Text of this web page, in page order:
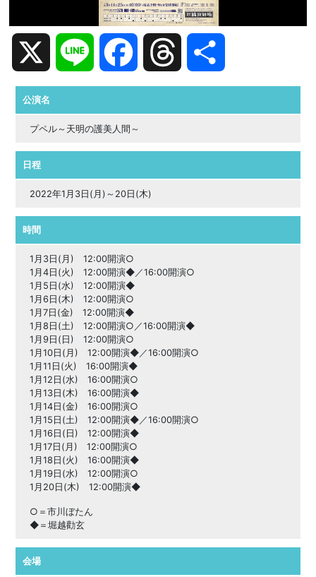
Line Facebook Threads
有
公演名
プペル～天明の護美人間～
日程
2022年1月3日(月)～20日(木)
時間
1月3日(月) 12:00開演○
1月4日(火) 12:00開演◆／16:00開演○
1月5日(水) 12:00開演◆
1月6日(木) 12:00開演○
1月7日(金) 12:00開演◆
1月8日(土) 12:00開演○／16:00開演◆
1月9日(日) 12:00開演○
1月10日(月) 12:00開演◆／16:00開演○
1月11日(火) 16:00開演◆
1月12日(水) 16:00開演○
1月13日(木) 16:00開演◆
1月14日(金) 16:00開演○
1月15日(土) 12:00開演◆／16:00開演○
1月16日(日) 12:00開演◆
1月17日(月) 12:00開演○
1月18日(火) 16:00開演◆
1月19日(水) 12:00開演○
1月20日(木) 12:00開演◆
○＝市川ぼたん
◆＝堀越勸玄
会場